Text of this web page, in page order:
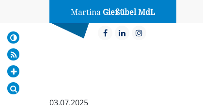
Martina Gießübel MdL
03.07.2025